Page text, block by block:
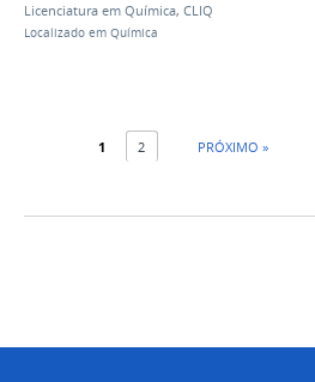
Licenciatura em Química, CLIQ
Localizado em Química
1 2 PRÓXIMO »